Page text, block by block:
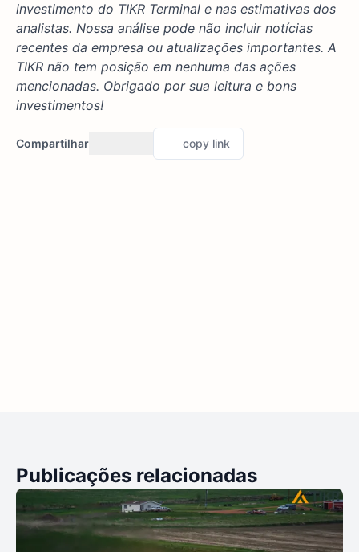
investimento do TIKR Terminal e nas estimativas dos
analistas. Nossa análise pode não incluir notícias
recentes da empresa ou atualizações importantes. A
TIKR não tem posição em nenhuma das ações
mencionadas. Obrigado por sua leitura e bons
investimentos!
Compartilhar copy link
Publicações relacionadas